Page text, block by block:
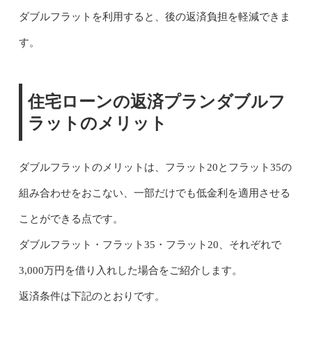
ダブルフラットを利用すると、後の返済負担を軽減できま
す。
住宅ローンの返済プランダブルフ
ラットのメリット
ダブルフラットのメリットは、フラット20とフラット35の
組み合わせをおこない、一部だけでも低金利を適用させる
ことができる点です。
ダブルフラット・フラット35・フラット20、それぞれで
3,000万円を借り入れした場合をご紹介します。
返済条件は下記のとおりです。